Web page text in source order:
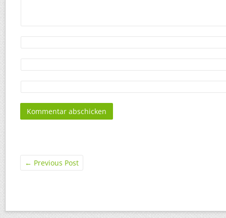
← Previous Post